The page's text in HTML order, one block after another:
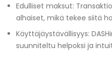
Edulliset maksut:
alhaiset, mikä tekee siitä
Käyttäjäystävällisyys:
suunniteltu helpoksi ja